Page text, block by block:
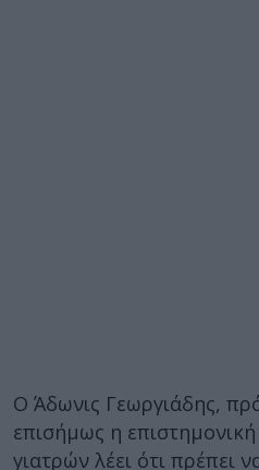
Ο Άδωνις Γεωργιάδης,
επισήμως η
γιατρών λέει ότι πρέπει